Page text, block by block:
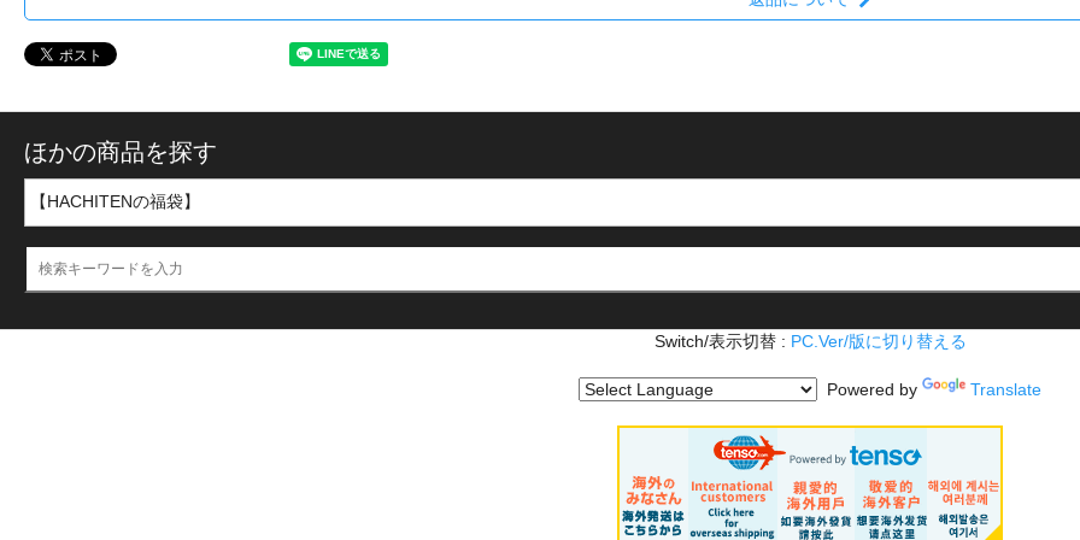
ほかの商品を探す
Switch/表示切替 : PC.Ver/版に切り替える
Powered by Translate